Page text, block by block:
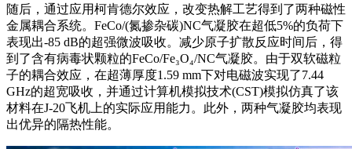
随后，通过应用柯肯德尔效应 ，改变热解工艺得到了两种磁性
金属耦合系统。FeCo/(氮掺杂碳)NC气凝胶在超低5%的负荷下
表现出-85 dB的超强微波吸收。减少原子扩散反应时间后，得
到了含有病毒状颗粒的FeCo/Fe₃O₄/NC气凝胶。由于双软磁粒
子的耦合效应 ，在超薄厚度1.59 mm下对电磁波实现了7.44
GHz的超宽吸收，并通过计算机模拟技术(CST)模拟仿真了该
材料在J-20飞机上的实际应用能力。此外，两种气凝胶均表现
出优异的隔热性能。